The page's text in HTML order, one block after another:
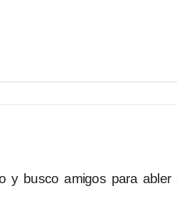
y busco amigos para abler